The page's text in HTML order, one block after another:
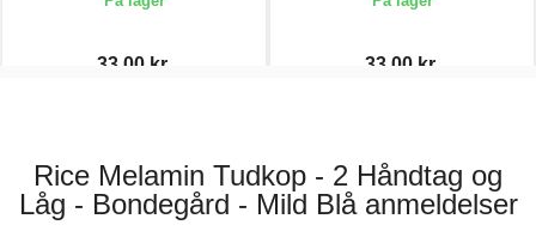
33,00 kr. 33,00 kr.
Rice Melamin Tudkop - 2 Håndtag og
Låg - Bondegård - Mild Blå anmeldelser